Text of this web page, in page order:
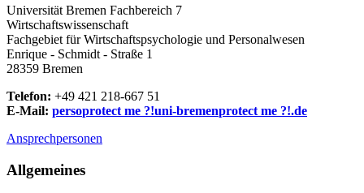
Universität Bremen Fachbereich 7
Wirtschaftswissenschaft
Fachgebiet für Wirtschaftspsychologie und Personalwesen
Enrique - Schmidt - Straße 1
28359 Bremen
Telefon: +49 421 218-667 51
E-Mail: persoprotect me ?!uni-bremenprotect me ?!.de
Ansprechpersonen
Allgemeines